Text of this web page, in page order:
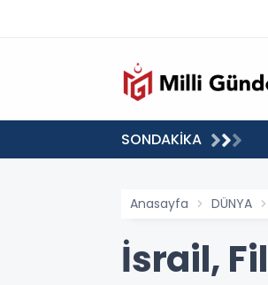
SONDAKİKA
Anasayfa DÜNYA
İsrail,